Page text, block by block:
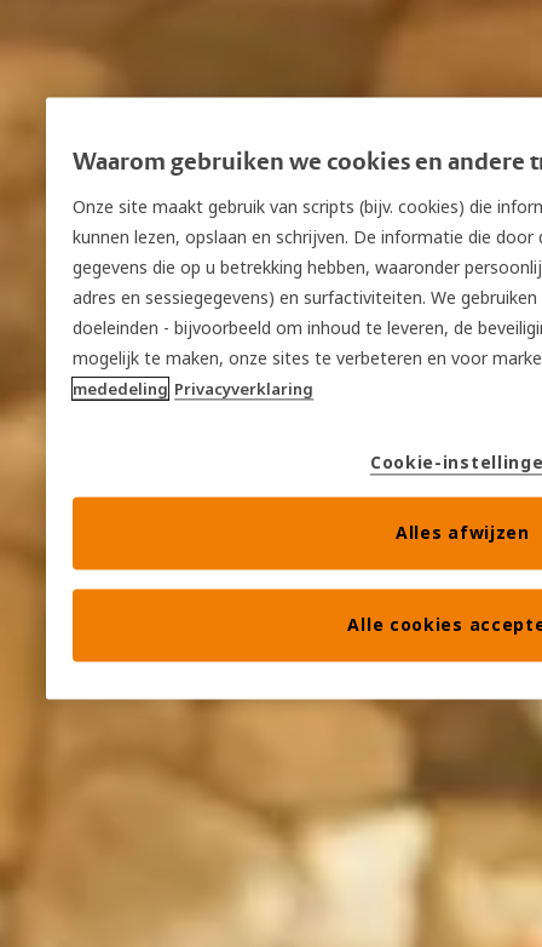
Waarom gebruiken we cookies en andere
Onze site maakt gebruik van scripts (bijv. cookies) die
kunnen lezen, opslaan en schrijven. De informatie die
gegevens die op u betrekking hebben, waaronder
adres en sessiegegevens) en surfactiviteiten. We
doeleinden - bijvoorbeeld om inhoud te leveren, de
mogelijk te maken, onze sites te verbeteren en voor
mededeling Privacyverklaring
Cookie-
Alles afwijzen
Alle cookies